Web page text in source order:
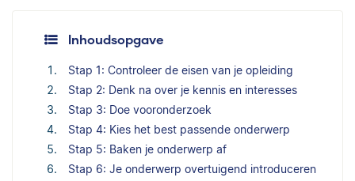
Inhoudsopgave
Stap 1: Controleer de eisen van je opleiding
Stap 2: Denk na over je kennis en interesses
Stap 3: Doe vooronderzoek
Stap 4: Kies het best passende onderwerp
Stap 5: Baken je onderwerp af
Stap 6: Je onderwerp overtuigend introduceren